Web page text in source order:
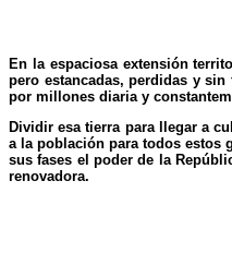
En la espaciosa extensión
pero estancadas, perdidas y
por millones diaria y
Dividir esa tierra para llegar a
a la población para todos estos
sus fases el poder de la
renovadora.